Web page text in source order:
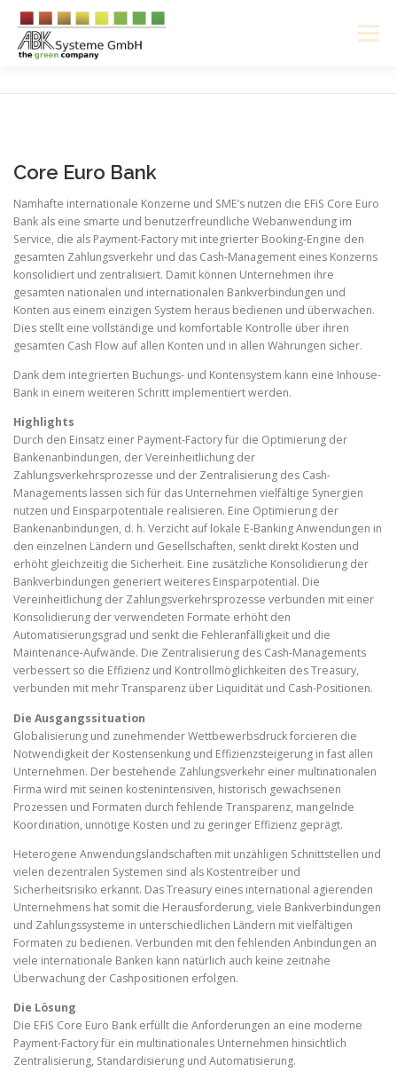
Inhalt
springen
Menü
KARRIERE ENGLISH
Core Euro Bank
Namhafte internationale Konzerne und SME’s nutzen die EFiS Core Euro
Bank als eine smarte und benutzerfreundliche Webanwendung im
Service, die als Payment-Factory mit integrierter Booking-Engine den
gesamten Zahlungsverkehr und das Cash-Management eines Konzerns
konsolidiert und zentralisiert. Damit können Unternehmen ihre
gesamten nationalen und internationalen Bankverbindungen und
Konten aus einem einzigen System heraus bedienen und überwachen.
Dies stellt eine vollständige und komfortable Kontrolle über ihren
gesamten Cash Flow auf allen Konten und in allen Währungen sicher.
Dank dem integrierten Buchungs- und Kontensystem kann eine Inhouse-
Bank in einem weiteren Schritt implementiert werden.
Highlights
Durch den Einsatz einer Payment-Factory für die Optimierung der
Bankenanbindungen, der Vereinheitlichung der
Zahlungsverkehrsprozesse und der Zentralisierung des Cash-
Managements lassen sich für das Unternehmen vielfältige Synergien
nutzen und Einsparpotentiale realisieren. Eine Optimierung der
Bankenanbindungen, d. h. Verzicht auf lokale E-Banking Anwendungen in
den einzelnen Ländern und Gesellschaften, senkt direkt Kosten und
erhöht gleichzeitig die Sicherheit. Eine zusätzliche Konsolidierung der
Bankverbindungen generiert weiteres Einsparpotential. Die
Vereinheitlichung der Zahlungsverkehrsprozesse verbunden mit einer
Konsolidierung der verwendeten Formate erhöht den
Automatisierungsgrad und senkt die Fehleranfälligkeit und die
Maintenance-Aufwände. Die Zentralisierung des Cash-Managements
verbessert so die Effizienz und Kontrollmöglichkeiten des Treasury,
verbunden mit mehr Transparenz über Liquidität und Cash-Positionen.
Die Ausgangssituation
Globalisierung und zunehmender Wettbewerbsdruck forcieren die
Notwendigkeit der Kostensenkung und Effizienzsteigerung in fast allen
Unternehmen. Der bestehende Zahlungsverkehr einer multinationalen
Firma wird mit seinen kostenintensiven, historisch gewachsenen
Prozessen und Formaten durch fehlende Transparenz, mangelnde
Koordination, unnötige Kosten und zu geringer Effizienz geprägt.
Heterogene Anwendungslandschaften mit unzähligen Schnittstellen und
vielen dezentralen Systemen sind als Kostentreiber und
Sicherheitsrisiko erkannt. Das Treasury eines international agierenden
Unternehmens hat somit die Herausforderung, viele Bankverbindungen
und Zahlungssysteme in unterschiedlichen Ländern mit vielfältigen
Formaten zu bedienen. Verbunden mit den fehlenden Anbindungen an
viele internationale Banken kann natürlich auch keine zeitnahe
Überwachung der Cashpositionen erfolgen.
Die Lösung
Die EFiS Core Euro Bank erfüllt die Anforderungen an eine moderne
Payment-Factory für ein multinationales Unternehmen hinsichtlich
Zentralisierung, Standardisierung und Automatisierung.